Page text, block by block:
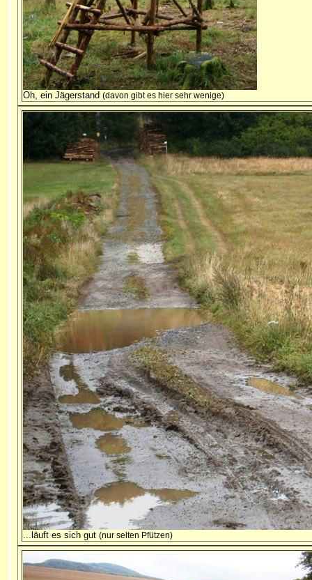
Oh, ein Jägerstand (davon gibt es hier sehr wenige)
...läuft es sich gut (nur selten Pfützen)